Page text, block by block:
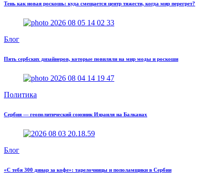
Тень как новая роскошь: куда смещается центр тяжести, когда мир перегрет?
Блог
Пять сербских дизайнеров, которые повиляли на мир моды и роскоши
Политика
Сербия — геополитический союзник Израиля на Балканах
Блог
«С тебя 300 динар за кофе»: тарелочницы и пополамщики в Сербии